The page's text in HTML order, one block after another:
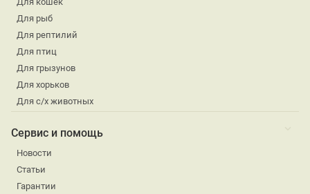
Для рыб
Для рептилий
Для птиц
Для грызунов
Для хорьков
Для с/х животных
Сервис и помощь
Новости
Статьи
Гарантии